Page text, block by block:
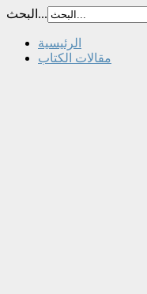
البحث...
الرئيسية
مقالات الكتاب